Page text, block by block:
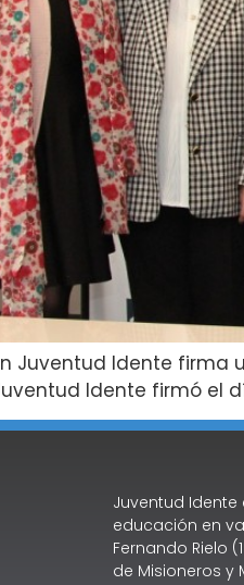
Juventud Idente firma
Idente firmó el
Juventud
educación en
Fernando Rielo
de Misioneros y